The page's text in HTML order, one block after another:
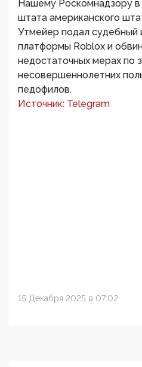
Нашему Роскомнадзору
штата американского
Утмейер подал судебный
платформы Roblox и
недостаточных мерах по
несовершеннолетних
педофилов.
Источник: Telegram
15 Декабря 2025 в 07:02